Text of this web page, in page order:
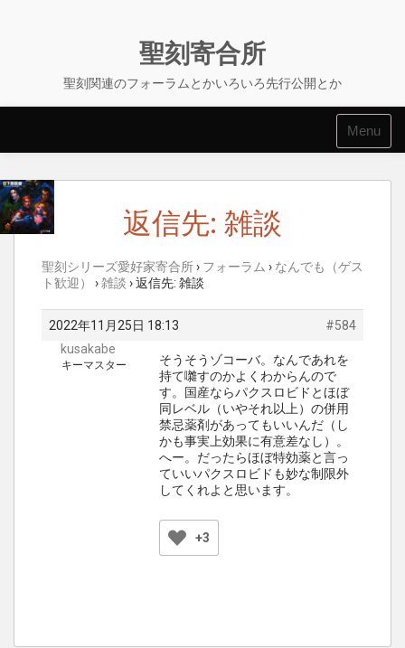
聖刻寄合所
聖刻関連のフォーラムとかいろいろ先行公開とか
Menu
返信先: 雑談
聖刻シリーズ愛好家寄合所› フォーラム › なんでも（ゲス
ト歓迎）
›雑談 ›返信先: 雑談
2022年11月25日 18:13
#584
kusakabe
キーマスター
そうそうゾコーバ。なんであれを
持て囃すのかよくわからんので
す。国産ならパクスロビドとほぼ
同レベル（いやそれ以上）の併用
禁忌薬剤があってもいいんだ（し
かも事実上効果に有意差なし）。
へー。だったらほぼ特効薬と言っ
ていいパクスロビドも妙な制限外
してくれよと思います。
+3